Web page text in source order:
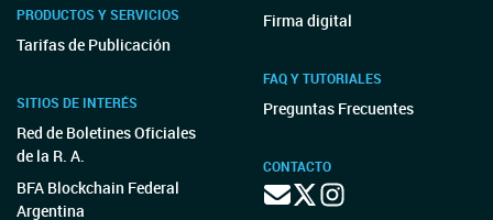
PRODUCTOS Y SERVICIOS
Tarifas de Publicación
SITIOS DE INTERÉS
Red de Boletines Oficiales
de la R. A.
BFA Blockchain Federal
Argentina
Firma digital
FAQ Y TUTORIALES
Preguntas Frecuentes
CONTACTO